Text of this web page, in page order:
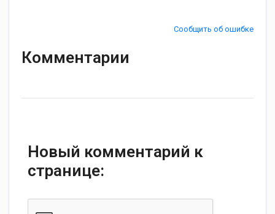
Сообщить об ошибке
Комментарии
Новый комментарий к
странице: